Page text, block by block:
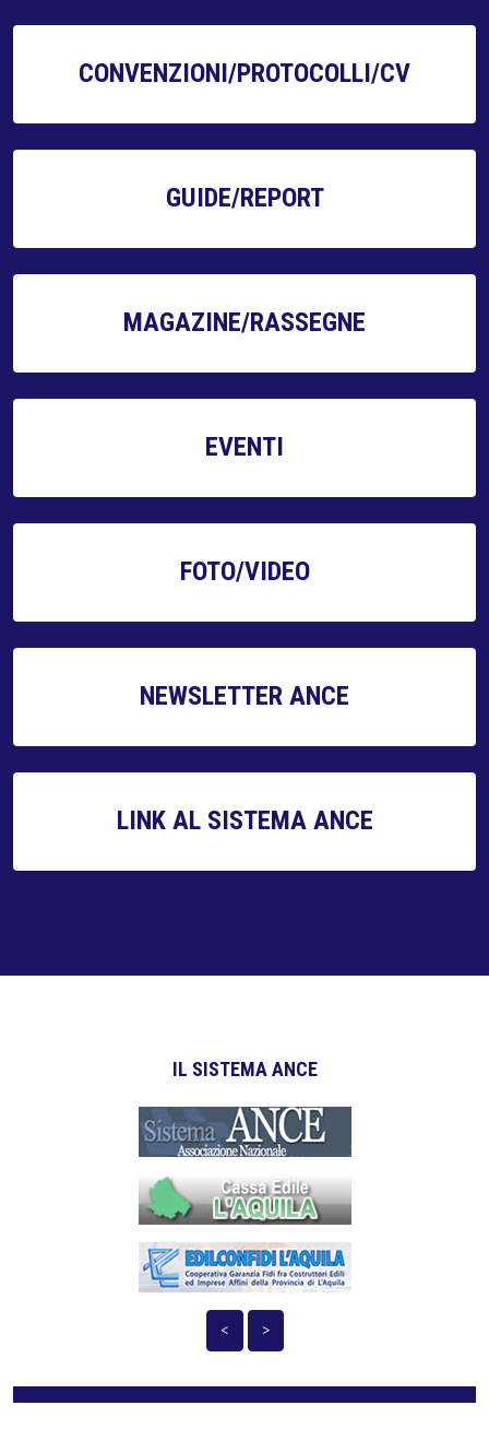
CONVENZIONI/PROTOCOLLI/CV
GUIDE/REPORT
MAGAZINE/RASSEGNE
EVENTI
FOTO/VIDEO
NEWSLETTER ANCE
LINK AL SISTEMA ANCE
IL SISTEMA ANCE
< >